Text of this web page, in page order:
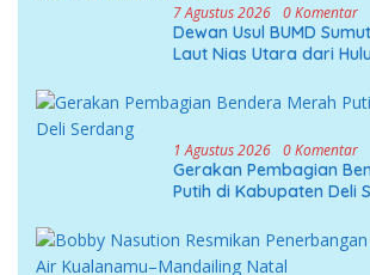
7 Agustus 2026 0 Komentar
Dewan Usul BUMD
Laut Nias Utara dari
1 Agustus 2026 0 Komentar
Gerakan Pembagian
Putih di Kabupaten Deli